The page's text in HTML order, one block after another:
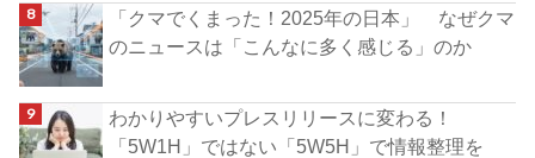
「クマでくまった！2025年の日本」 なぜクマ
のニュースは「こんなに多く感じる」のか
わかりやすいプレスリリースに変わる！
「5W1H」ではない「5W5H」で情報整理を